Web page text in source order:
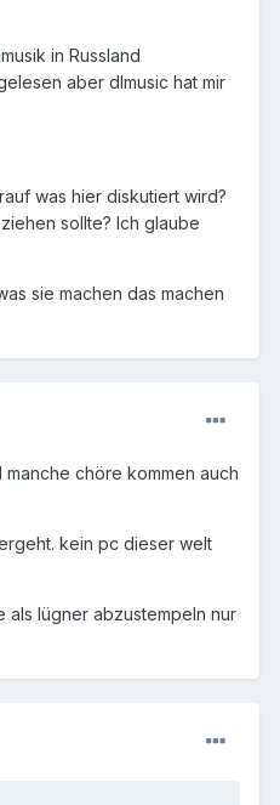
in Russland
aber dlmusic hat mir
was hier diskutiert wird?
sollte? Ich glaube
sie machen das machen
manche chöre kommen auch
kein pc dieser welt
als lügner abzustempeln nur